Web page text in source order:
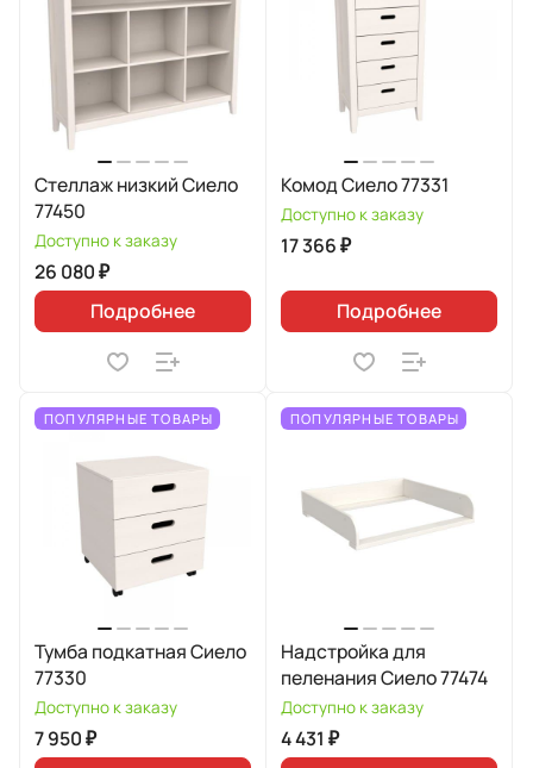
Стеллаж низкий Сиело
77450
Доступно к заказу
26 080 ₽
Подробнее
Комод Сиело 77331
Доступно к заказу
17 366 ₽
Подробнее
ПОПУЛЯРНЫЕ ТОВАРЫ
Тумба подкатная Сиело
77330
Доступно к заказу
7 950 ₽
ПОПУЛЯРНЫЕ ТОВАРЫ
Надстройка для
пеленания Сиело 77474
Доступно к заказу
4 431 ₽